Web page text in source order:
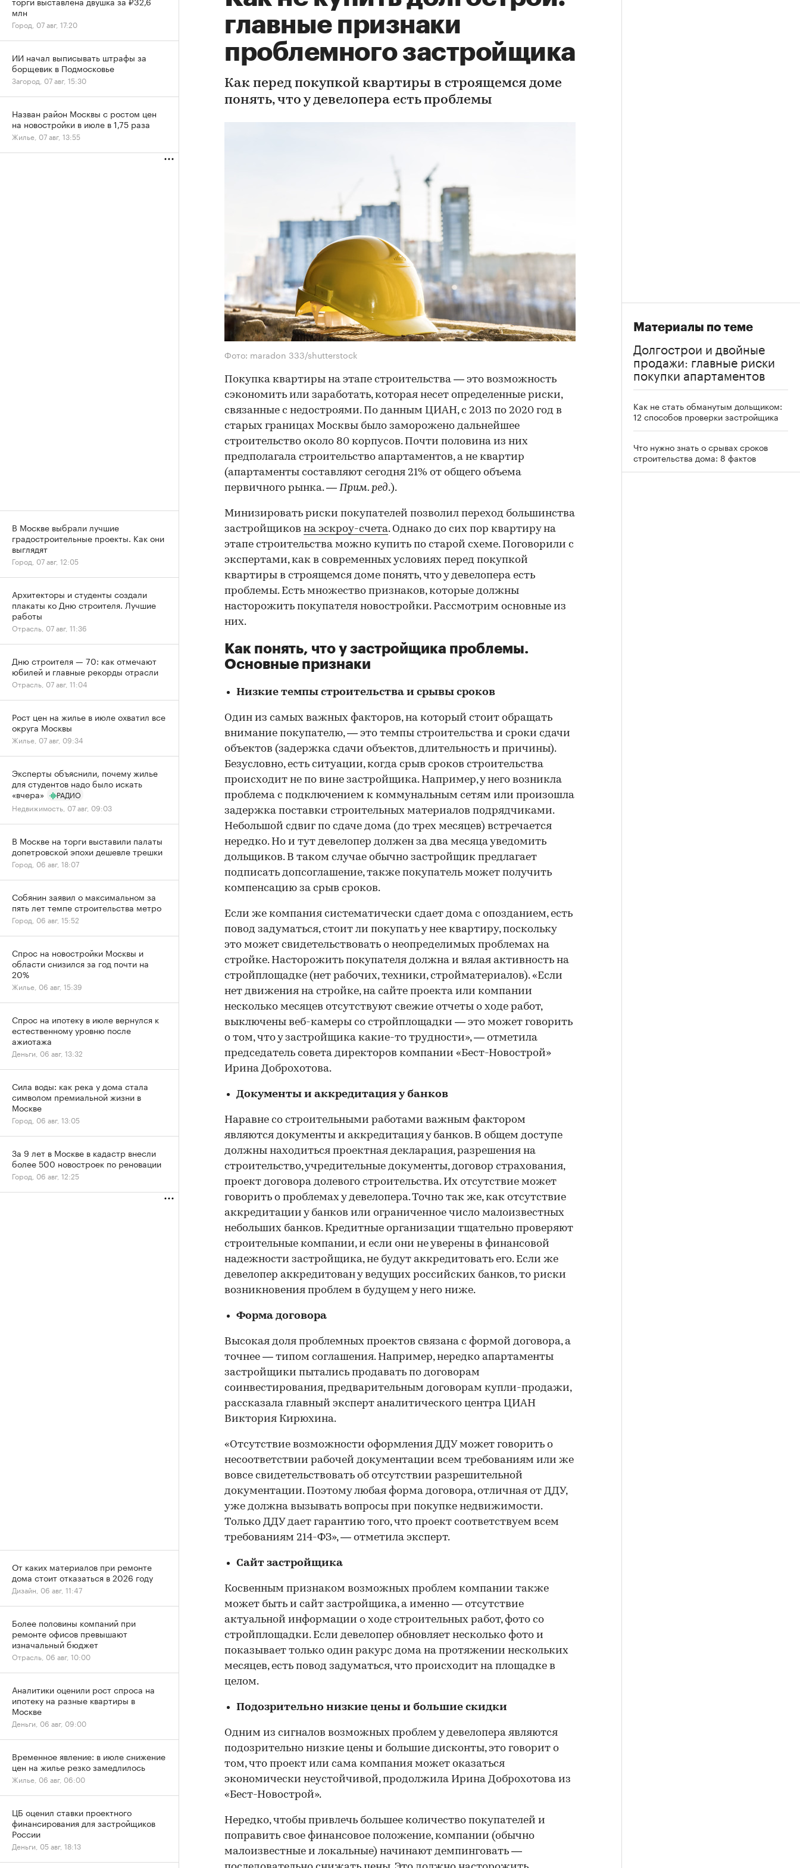
главные признаки
проблемного застройщика
Как перед покупкой квартиры в строящемся доме
понять, что у девелопера есть проблемы
Фото: maradon 333/shutterstock
Покупка квартиры на этапе строительства — это возможность
сэкономить или заработать, которая несет определенные риски,
связанные с недостроями. По данным ЦИАН, с 2013 по 2020 год в
старых границах Москвы было заморожено дальнейшее
строительство около 80 корпусов. Почти половина из них
предполагала строительство апартаментов, а не квартир
(апартаменты составляют сегодня 21% от общего объема
первичного рынка. — Прим. ред.).
Минизировать риски покупателей позволил переход большинства
застройщиков на эскроу-счета. Однако до сих пор квартиру на
этапе строительства можно купить по старой схеме. Поговорили с
экспертами, как в современных условиях перед покупкой
квартиры в строящемся доме понять, что у девелопера есть
проблемы. Есть множество признаков, которые должны
насторожить покупателя новостройки. Рассмотрим основные из
них.
Как понять, что у застройщика проблемы.
Основные признаки
Низкие темпы строительства и срывы сроков
Один из самых важных факторов, на который стоит обращать
внимание покупателю, — это темпы строительства и сроки сдачи
объектов (задержка сдачи объектов, длительность и причины).
Безусловно, есть ситуации, когда срыв сроков строительства
происходит не по вине застройщика. Например, у него возникла
проблема с подключением к коммунальным сетям или произошла
задержка поставки строительных материалов подрядчиками.
Небольшой сдвиг по сдаче дома (до трех месяцев) встречается
нередко. Но и тут девелопер должен за два месяца уведомить
дольщиков. В таком случае обычно застройщик предлагает
подписать допсоглашение, также покупатель может получить
компенсацию за срыв сроков.
Если же компания систематически сдает дома с опозданием, есть
повод задуматься, стоит ли покупать у нее квартиру, поскольку
это может свидетельствовать о неопределимых проблемах на
стройке. Насторожить покупателя должна и вялая активность на
стройплощадке (нет рабочих, техники, стройматериалов). «Если
нет движения на стройке, на сайте проекта или компании
несколько месяцев отсутствуют свежие отчеты о ходе работ,
выключены веб-камеры со стройплощадки — это может говорить
о том, что у застройщика какие-то трудности», — отметила
председатель совета директоров компании «Бест-Новострой»
Ирина Доброхотова.
Документы и аккредитация у банков
Наравне со строительными работами важным фактором
являются документы и аккредитация у банков. В общем доступе
должны находиться проектная декларация, разрешения на
строительство, учредительные документы, договор страхования,
проект договора долевого строительства. Их отсутствие может
говорить о проблемах у девелопера. Точно так же, как отсутствие
аккредитации у банков или ограниченное число малоизвестных
небольших банков. Кредитные организации тщательно проверяют
строительные компании, и если они не уверены в финансовой
надежности застройщика, не будут аккредитовать его. Если же
девелопер аккредитован у ведущих российских банков, то риски
возникновения проблем в будущем у него ниже.
Форма договора
Высокая доля проблемных проектов связана с формой договора, а
точнее — типом соглашения. Например, нередко апартаменты
застройщики пытались продавать по договорам
соинвестирования, предварительным договорам купли-продажи,
рассказала главный эксперт аналитического центра ЦИАН
Виктория Кирюхина.
«Отсутствие возможности оформления ДДУ может говорить о
несоответствии рабочей документации всем требованиям или же
вовсе свидетельствовать об отсутствии разрешительной
документации. Поэтому любая форма договора, отличная от ДДУ,
уже должна вызывать вопросы при покупке недвижимости.
Только ДДУ дает гарантию того, что проект соответствуем всем
требованиям 214-ФЗ», — отметила эксперт.
Сайт застройщика
Косвенным признаком возможных проблем компании также
может быть и сайт застройщика, а именно — отсутствие
актуальной информации о ходе строительных работ, фото со
стройплощадки. Если девелопер обновляет несколько фото и
показывает только один ракурс дома на протяжении нескольких
месяцев, есть повод задуматься, что происходит на площадке в
целом.
Подозрительно низкие цены и большие скидки
Одним из сигналов возможных проблем у девелопера являются
подозрительно низкие цены и большие дисконты, это говорит о
том, что проект или сама компания может оказаться
экономически неустойчивой, продолжила Ирина Доброхотова из
«Бест-Новострой».
Нередко, чтобы привлечь большее количество покупателей и
поправить свое финансовое положение, компании (обычно
малоизвестные и локальные) начинают демпинговать —
Материалы по теме
Долгострои и двойные
продажи: главные риски
покупки апартаментов
Как не стать обманутым дольщиком:
12 способов проверки застройщика
Что нужно знать о срывах сроков
строительства дома: 8 фактов
млн
Город, 07 авг, 17:20
ИИ начал выписывать штрафы за
борщевик в Подмосковье
Загород, 07 авг, 15:30
Назван район Москвы с ростом цен
на новостройки в июле в 1,75 раза
Жилье, 07 авг, 13:55
В Москве выбрали лучшие
градостроительные проекты. Как они
выглядят
Город, 07 авг, 12:05
Архитекторы и студенты создали
плакаты ко Дню строителя. Лучшие
работы
Отрасль, 07 авг, 11:36
Дню строителя — 70: как отмечают
юбилей и главные рекорды отрасли
Отрасль, 07 авг, 11:04
Рост цен на жилье в июле охватил все
округа Москвы
Жилье, 07 авг, 09:34
Эксперты объяснили, почему жилье
для студентов надо было искать
«вчера»
РАДИО
Недвижимость, 07 авг, 09:03
В Москве на торги выставили палаты
допетровской эпохи дешевле трешки
Город, 06 авг, 18:07
Собянин заявил о максимальном за
пять лет темпе строительства метро
Город, 06 авг, 15:52
Спрос на новостройки Москвы и
области снизился за год почти на
20%
Жилье, 06 авг, 15:39
Спрос на ипотеку в июле вернулся к
естественному уровню после
ажиотажа
Деньги, 06 авг, 13:32
Сила воды: как река у дома стала
символом премиальной жизни в
Москве
Город, 06 авг, 13:05
За 9 лет в Москве в кадастр внесли
более 500 новостроек по реновации
Город, 06 авг, 12:25
От каких материалов при ремонте
дома стоит отказаться в 2026 году
Дизайн, 06 авг, 11:47
Более половины компаний при
ремонте офисов превышают
изначальный бюджет
Отрасль, 06 авг, 10:00
Аналитики оценили рост спроса на
ипотеку на разные квартиры в
Москве
Деньги, 06 авг, 09:00
Временное явление: в июле снижение
цен на жилье резко замедлилось
Жилье, 06 авг, 06:00
ЦБ оценил ставки проектного
финансирования для застройщиков
России
Деньги, 05 авг, 18:13